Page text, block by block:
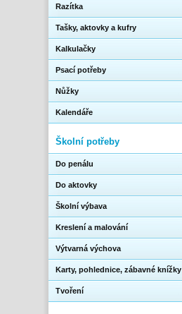
Razítka
Tašky, aktovky a kufry
Kalkulačky
Psací potřeby
Nůžky
Kalendáře
Školní potřeby
Do penálu
Do aktovky
Školní výbava
Kreslení a malování
Výtvarná výchova
Karty, pohlednice, zábavné knížky
Tvoření